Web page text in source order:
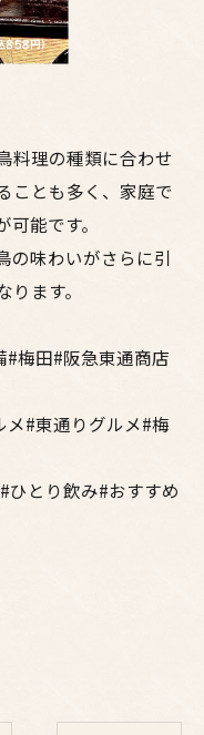
料理の種類に合わせ
ことも多く、家庭で
能です。
の味わいがさらに引
ます。
梅田#阪急東通商店
#東通りグルメ#梅
ひとり飲み#おすすめ